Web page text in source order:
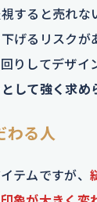
すると売れな
げるリスクが
りしてデザイ
して強く求め
る人
テムですが、